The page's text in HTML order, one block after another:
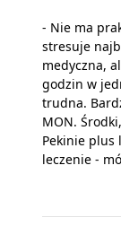
- Nie ma
stresuje
medyczna,
godzin w
trudna.
MON.
Pekinie plus
leczenie -